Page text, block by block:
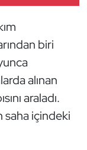
biri
alınan
araladı.
saha içindeki